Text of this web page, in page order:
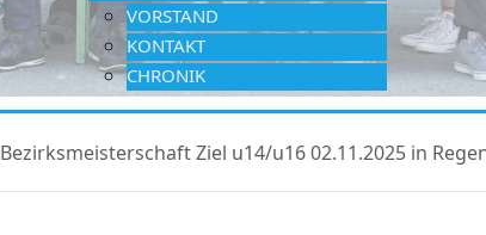
VORSTAND
KONTAKT
CHRONIK
Bezirksmeisterschaft Ziel u14/u16 02.11.2025 in